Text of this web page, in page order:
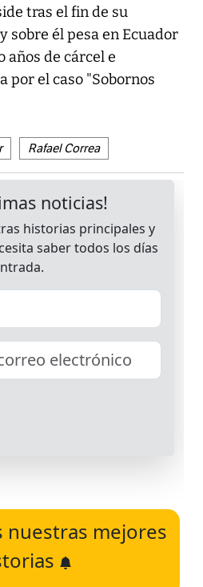
tras el fin de su
sobre él pesa en Ecuador
años de cárcel e
por el caso "Sobornos
Rafael Correa
nuestras mejores